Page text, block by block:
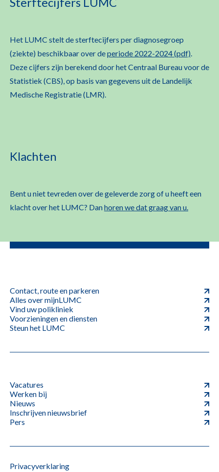
Het LUMC stelt de sterftecijfers per diagnosegroep
(ziekte) beschikbaar over deperiode 2022-2024 (pdf).
Deze cijfers zijn berekend door het Centraal Bureau voor de
Statistiek (CBS), op basis van gegevens uit de Landelijk
Medische Registratie (LMR).
Klachten
Bent u niet tevreden over de geleverde zorg of u heeft een
klacht over het LUMC? Danhoren we dat graag van u.
Contact, route en parkeren
Alles over mijnLUMC
Vind uw polikliniek
Voorzieningen en diensten
Steun het LUMC
Vacatures
Werken bij
Nieuws
Inschrijven nieuwsbrief
Pers
Privacyverklaring